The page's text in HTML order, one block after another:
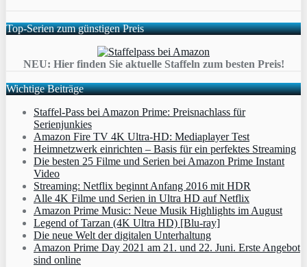
Top-Serien zum günstigen Preis
NEU: Hier finden Sie aktuelle Staffeln zum besten Preis!
Wichtige Beiträge
Staffel-Pass bei Amazon Prime: Preisnachlass für
Serienjunkies
Amazon Fire TV 4K Ultra-HD: Mediaplayer Test
Heimnetzwerk einrichten – Basis für ein perfektes Streaming
Die besten 25 Filme und Serien bei Amazon Prime Instant
Video
Streaming: Netflix beginnt Anfang 2016 mit HDR
Alle 4K Filme und Serien in Ultra HD auf Netflix
Amazon Prime Music: Neue Musik Highlights im August
Legend of Tarzan (4K Ultra HD) [Blu-ray]
Die neue Welt der digitalen Unterhaltung
Amazon Prime Day 2021 am 21. und 22. Juni. Erste Angebot
sind online